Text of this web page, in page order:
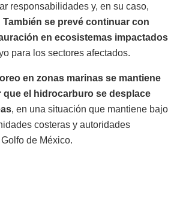
responsabilidades y, en su caso,
También se prevé continuar con
en ecosistemas impactados
para los sectores afectados.
en zonas marinas se mantiene
que el hidrocarburo se desplace
, en una situación que mantiene bajo
costeras y autoridades
de México.